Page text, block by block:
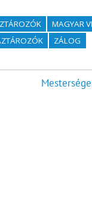
MAGYAR
ZÁLOG